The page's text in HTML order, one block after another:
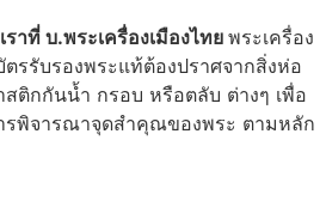
าที่ บ.พระเครื่องเมืองไทย พระเครื่อง
รรับรองพระแท้ต้องปราศจากสิ่งห่อ
ติกกันน้ำ กรอบ หรือตลับ ต่างๆ เพื่อ
รพิจารณาจุดสำคุณของพระ ตามหลัก